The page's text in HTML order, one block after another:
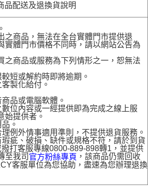
品配送及退換貨說明
之商品，無法在全台實體門市提供退
實體門市價格不同時，請以網站公告為
之商品或服務為下列情形之一，恕無法
短或解約時即將逾期。
製化給付。
品或電腦軟體。
位內容或一經提供即為完成之線上服
始提供者。
。
例外情事適用準則，不提供退貨服務。
疵、破損、缺件或規格不符，請於到貨
打客服專線0800-889-898轉1，並提供
至我司 官方粉絲專頁 ，該商品仍需回收
客服單位為您協助，盡速為您辦理退換